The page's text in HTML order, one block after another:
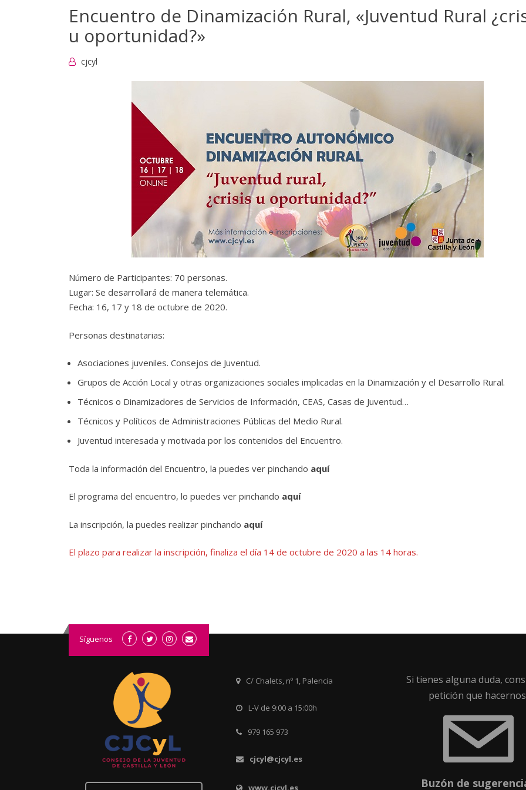
Encuentro de Dinamización Rural, «Juventud Rural
u oportunidad?»
cjcyl
Número de Participantes: 70 personas.
Lugar: Se desarrollará de manera telemática.
Fecha: 16, 17 y 18 de octubre de 2020.
Personas destinatarias:
Asociaciones juveniles. Consejos de Juventud.
Grupos de Acción Local y otras organizaciones sociales implicadas en la Dinamización y el Desarrollo Rural.
Técnicos o Dinamizadores de Servicios de Información, CEAS, Casas de Juventud…
Técnicos y Políticos de Administraciones Públicas del Medio Rural.
Juventud interesada y motivada por los contenidos del Encuentro.
Toda la información del Encuentro, la puedes ver pinchando aquí
El programa del encuentro, lo puedes ver pinchando aquí
La inscripción, la puedes realizar pinchando aquí
El plazo para realizar la inscripción, finaliza el día 14 de octubre de 2020 a las 14 horas.
Síguenos
C/ Chalets, nº 1, Palencia
L-V de 9:00 a 15:00h
979 165 973
cjcyl@cjcyl.es
www.cjcyl.es
Si tienes alguna duda,
petición que
Buzón de